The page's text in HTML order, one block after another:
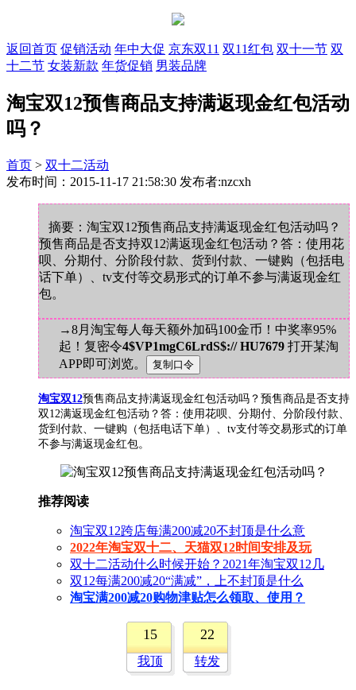
返回首页 促销活动 年中大促 京东双11 双11红包 双十一节 双
十二节 女装新款 年货促销 男装品牌
淘宝双12预售商品支持满返现金红包活动
吗？
首页 > 双十二活动
发布时间：2015-11-17 21:58:30 发布者:nzcxh
摘要：淘宝双12预售商品支持满返现金红包活动吗？
预售商品是否支持双12满返现金红包活动？答：使用花
呗、分期付、分阶段付款、货到付款、一键购（包括电
话下单）、tv支付等交易形式的订单不参与满返现金红
包。
→8月淘宝每人每天额外加码100金币！中奖率95%
起！复密令4$VP1mgC6LrdS$:// HU7679 打开某淘
APP即可浏览。
淘宝双12预售商品支持满返现金红包活动吗？预售商品是否支持
双12满返现金红包活动？答：使用花呗、分期付、分阶段付款、
货到付款、一键购（包括电话下单）、tv支付等交易形式的订单
不参与满返现金红包。
推荐阅读
淘宝双12跨店每满200减20不封顶是什么意
2022年淘宝双十二、天猫双12时间安排及玩
双十二活动什么时候开始？2021年淘宝双12几
双12每满200减20“满减”，上不封顶是什么
淘宝满200减20购物津贴怎么领取、使用？
15
我顶
22
转发